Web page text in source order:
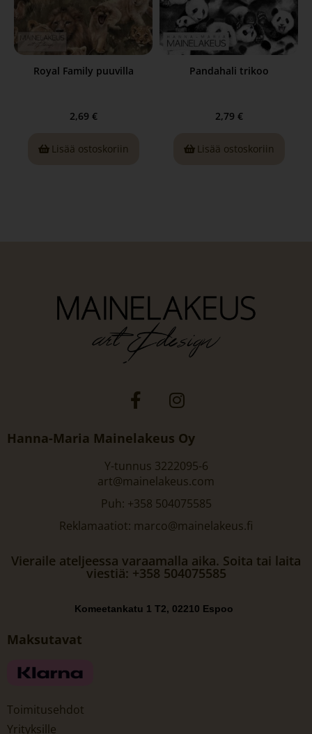
Royal Family puuvilla
2,69 €
Lisää ostoskoriin
Pandahali trikoo
2,79 €
Lisää ostoskoriin
Hanna-Maria Mainelakeus Oy
Y-tunnus 3222095-6
art@mainelakeus.com
Puh: +358 504075585
Reklamaatiot: marco@mainelakeus.fi
Vieraile ateljeessa varaamalla aika. Soita tai laita
viestiä: +358 504075585
Komeetankatu 1 T2, 02210 Espoo
Maksutavat
Toimitusehdot
Yrityksille